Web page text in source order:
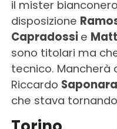
il mister
disposizione
Capradossi e
sono titolari ma
tecnico. Mancherà
Riccardo
che stava